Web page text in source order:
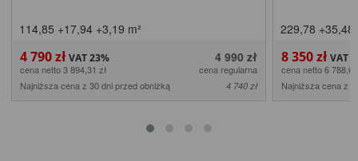
114,85 +17,94 +3,19 m²
4 790 zł 4 990 zł
cena netto 3 894,31 zł
cena regularna
Najniższa cena z 30 dni przed obniżką
4 740 zł
229,78 +35,48
8 350 zł
cena netto 6
Najniższa cena z